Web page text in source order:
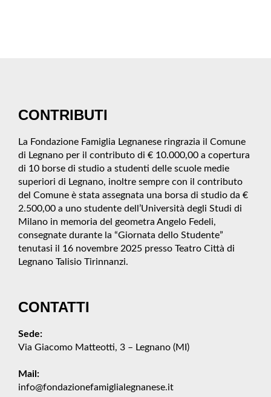
CONTRIBUTI
La Fondazione Famiglia Legnanese ringrazia il Comune
di Legnano per il contributo di € 10.000,00 a copertura
di 10 borse di studio a studenti delle scuole medie
superiori di Legnano, inoltre sempre con il contributo
del Comune è stata assegnata una borsa di studio da €
2.500,00 a uno studente dell’Università degli Studi di
Milano in memoria del geometra Angelo Fedeli,
consegnate durante la “Giornata dello Studente”
tenutasi il 16 novembre 2025 presso Teatro Città di
Legnano Talisio Tirinnanzi.
CONTATTI
Sede:
Via Giacomo Matteotti, 3 – Legnano (MI)
Mail:
info@fondazionefamiglialegnanese.it